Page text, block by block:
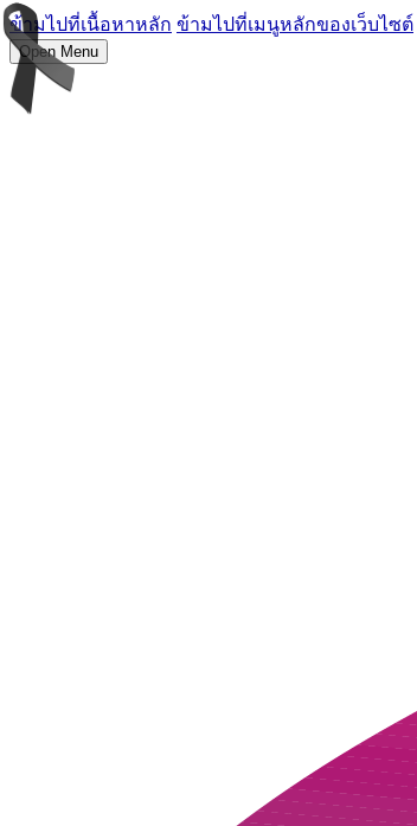
ข้ามไปที่เนื้อหาหลัก ข้ามไปที่เมนูหลักของเว็บไซต์
Open Menu